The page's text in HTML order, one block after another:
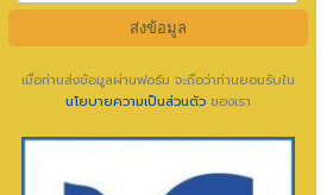
เมื่อท่านส่งข้อมูลผ่านฟอร์ม จะถือว่าท่านยอมรับใน
นโยบายความเป็นส่วนตัว ของเรา